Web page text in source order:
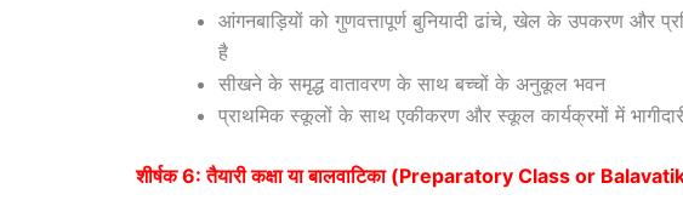
आंगनबाड़ियों को गुणवत्तापूर्ण बुनियादी ढांचे, खेल के उपकरण और
है
सीखने के समृद्ध वातावरण के साथ बच्चों के अनुकूल भवन
प्राथमिक स्कूलों के साथ एकीकरण और स्कूल कार्यक्रमों में
शीर्षक 6: तैयारी कक्षा या बालवाटिका (Preparatory Class or